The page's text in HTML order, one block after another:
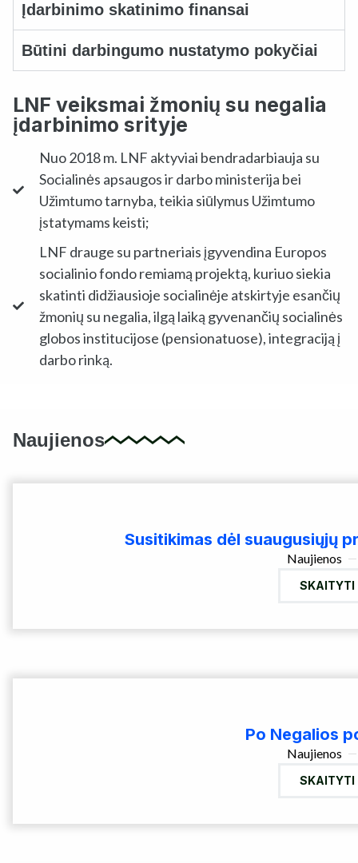
Įdarbinimo skatinimo finansai ​
Būtini darbingumo nustatymo pokyčiai ​
LNF veiksmai žmonių su negalia
įdarbinimo srityje
Nuo 2018 m. LNF aktyviai bendradarbiauja su
Socialinės apsaugos ir darbo ministerija bei
Užimtumo tarnyba, teikia siūlymus Užimtumo
įstatymams keisti;
LNF drauge su partneriais įgyvendina Europos
socialinio fondo remiamą projektą, kuriuo siekia
skatinti didžiausioje socialinėje atskirtyje esančių
žmonių su negalia, ilgą laiką gyvenančių socialinės
globos institucijose (pensionatuose), integraciją į
darbo rinką.
Naujienos
Susitikimas dėl suaugusiųjų
Naujienos
SKAITYTI
Po Negalios
Naujienos
SKAITYTI